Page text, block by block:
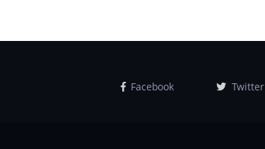
Facebook Twitter